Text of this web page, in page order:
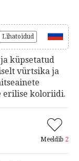
Lihatoidud
küpsetatud
vürtsika ja
erilise koloriidi.
Meeldib 2